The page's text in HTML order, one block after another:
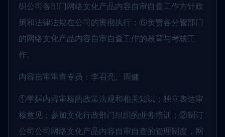
织公司各部门网络文化产品内容自审自查工作方针政
策和法律法规在公司的贯彻执行；⑥负责各分管部门
的网络文化产品内容自审自查工作的教育与考核工
作。
内容自审审查专员：李召亮、周健
①掌握内容审核的政策法规和相关知识；独立表达审
核意见；参加文化行政部门组织的业务培训；②制订
公司公司网络文化产品内容自审自查的管理制度，网